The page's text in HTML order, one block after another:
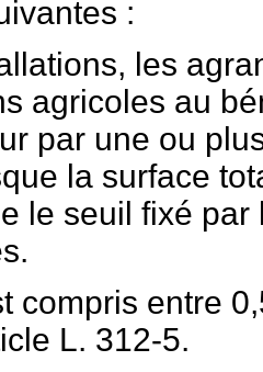
:
les
agricoles au
par une ou
la surface
le seuil fixé
compris entre
L. 312-5.